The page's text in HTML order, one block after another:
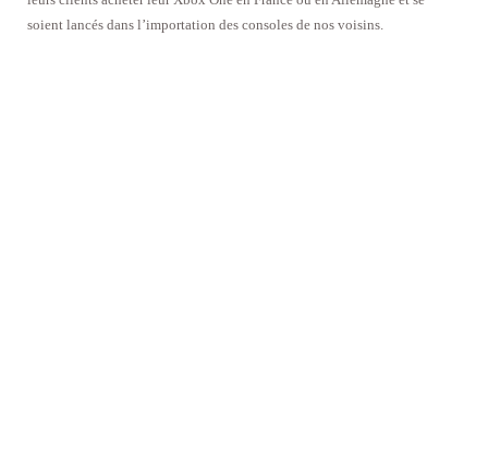
soient lancés dans l’importation des consoles de nos voisins.